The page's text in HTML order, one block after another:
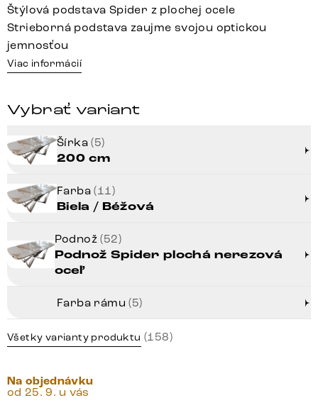
Štýlová podstava Spider z plochej ocele
Strieborná podstava zaujme svojou optickou
jemnosťou
Viac informácií
Vybrať variant
Šírka(5)
200 cm
Farba(11)
Biela / Béžová
Podnož(52)
Podnož Spider plochá nerezová
oceľ
Farba rámu(5)
Všetky varianty produktu (158)
Na objednávku
od 25. 9. u vás